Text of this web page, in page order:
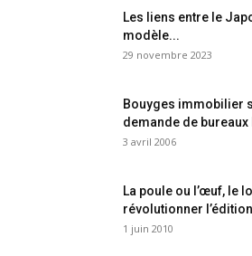
Les liens entre le
modèle...
29 novembre 2023
Bouyges immobilier
demande de bureaux
3 avril 2006
La poule ou l’œuf, le
révolutionner
1 juin 2010